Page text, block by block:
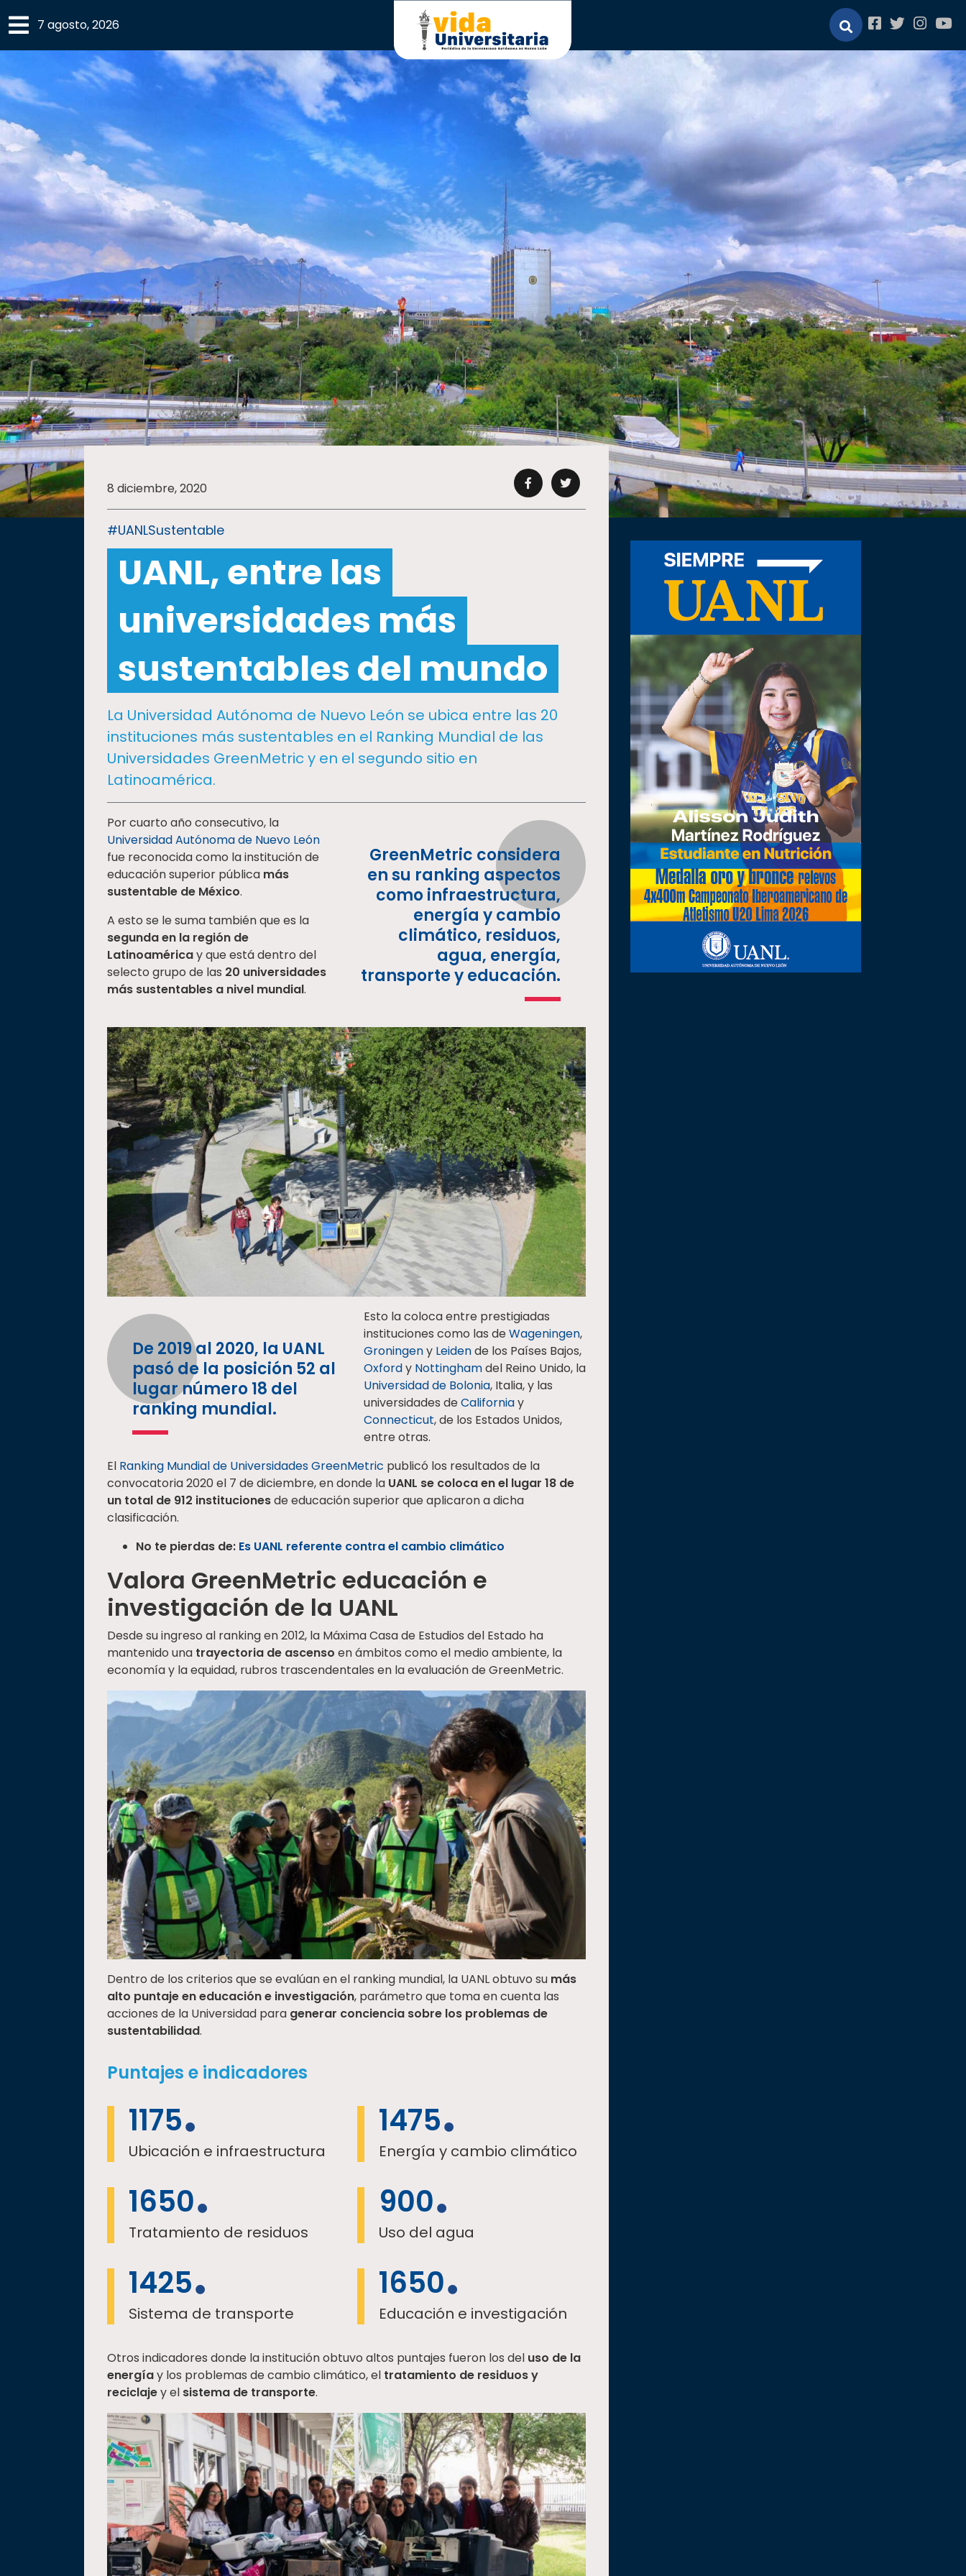
×
ACADEMIA
CAMPUS UANL
COMUNIDADUANL
DEPORTES
I+D+IEXPERTOS
SALUD
SUSTENTABILIDAD
TEMAS
Oferta
educativa
Internacionalización
7 agosto, 2026
8 diciembre, 2020
#UANLSustentable
UANL, entre las
universidades más
sustentables del mundo
La Universidad Autónoma de Nuevo León se ubica entre las 20
instituciones más sustentables en el Ranking Mundial de las
Universidades GreenMetric y en el segundo sitio en
Latinoamérica.
GreenMetric considera
en su ranking aspectos
como infraestructura,
energía y cambio
climático, residuos,
agua, energía,
transporte y educación.
Por cuarto año consecutivo, la
Universidad Autónoma de Nuevo León
fue reconocida como la institución de
educación superior pública más
sustentable de México.
A esto se le suma también que es la
segunda en la región de
Latinoaméricay que está dentro del
selecto grupo de las 20 universidades
más sustentables a nivel mundial.
De 2019 al 2020, la UANL
pasó de la posición 52 al
lugar número 18 del
ranking mundial.
Esto la coloca entre prestigiadas
instituciones como las deWageningen,
Groningeny Leidende los Países Bajos,
Oxfordy Nottinghamdel Reino Unido, la
Universidad de Bolonia, Italia, y las
universidades deCaliforniay
Connecticut, de los Estados Unidos,
entre otras.
El Ranking Mundial de Universidades GreenMetric publicó los resultados de la
convocatoria 2020 el 7 de diciembre, en donde la UANL se coloca en el lugar 18 de
un total de 912 institucionesde educación superior que aplicaron a dicha
clasificación.
No te pierdas de: Es UANL referente contra el cambio climático
Valora GreenMetric educación e
investigación de la UANL
Desde su ingreso al ranking en 2012, la Máxima Casa de Estudios del Estado ha
mantenido una trayectoria de ascenso en ámbitos como el medio ambiente, la
economía y la equidad, rubros trascendentales en la evaluación de GreenMetric.
Dentro de los criterios que se evalúan en el ranking mundial, la UANL obtuvo su más
alto puntaje en educación e investigación, parámetro que toma en cuenta las
acciones de la Universidad para generar conciencia sobre los problemas de
sustentabilidad.
Puntajes e indicadores
1175
Ubicación e infraestructura
1475
Energía y cambio climático
1650
Tratamiento de residuos
900
Uso del agua
1425
Sistema de transporte
1650
Educación e investigación
Otros indicadores donde la institución obtuvo altos puntajes fueron los del uso de la
energíay los problemas de cambio climático, el tratamiento de residuos y
reciclajey el sistema de transporte.